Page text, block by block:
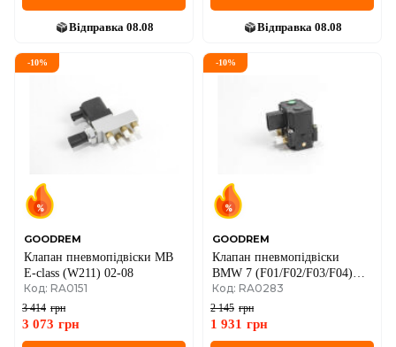
Відправка 08.08 Відправка 08.08
-10%
GOODREM
Клапан пневмопідвіски MB
E-class (W211) 02-08
Код: RA0151
3 414 грн
3 073 грн
-10%
GOODREM
Клапан пневмопідвіски
BMW 7 (F01/F02/F03/F04)
08-15/5 (F07/F11) 12-17
Код: RA0283
2 145 грн
1 931 грн